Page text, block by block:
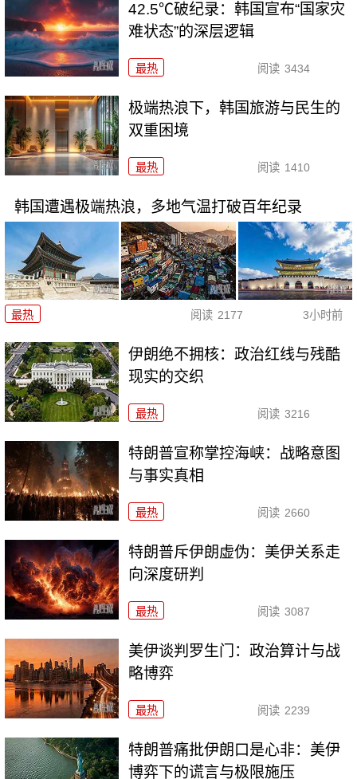
42.5℃破纪录：韩国宣布“国家灾
难状态”的深层逻辑
最热 阅读 3434
极端热浪下，韩国旅游与民生的
双重困境
最热 阅读 1410
韩国遭遇极端热浪，多地气温打破百年纪录
最热 阅读 2177 3小时前
伊朗绝不拥核：政治红线与残酷
现实的交织
最热 阅读 3216
特朗普宣称掌控海峡：战略意图
与事实真相
最热 阅读 2660
特朗普斥伊朗虚伪：美伊关系走
向深度研判
最热 阅读 3087
美伊谈判罗生门：政治算计与战
略博弈
最热 阅读 2239
特朗普痛批伊朗口是心非：美伊
博弈下的谎言与极限施压